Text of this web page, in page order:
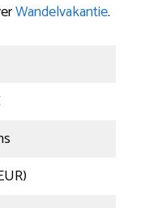
Wandelvakantie.